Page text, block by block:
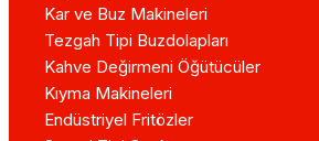
Kar ve Buz Makineleri
Tezgah Tipi Buzdolapları
Kahve Değirmeni Öğütücüler
Kıyma Makineleri
Endüstriyel Fritözler